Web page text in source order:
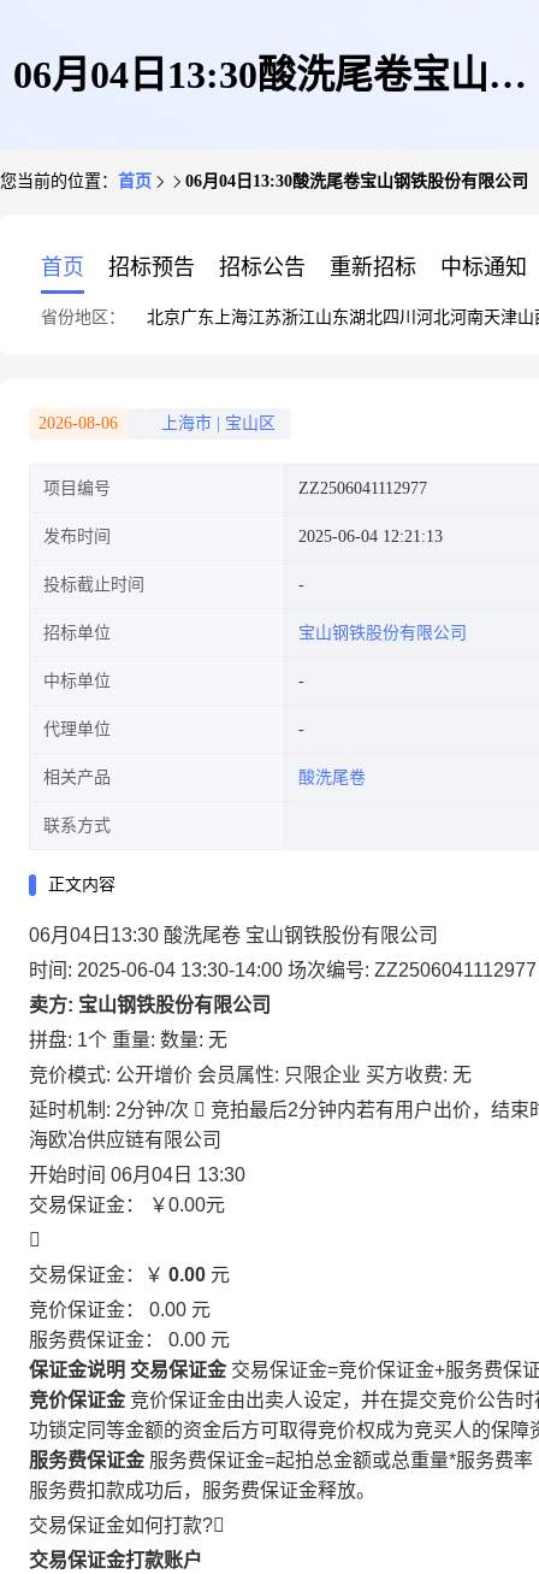
06月04日13:30酸洗尾卷宝山钢
您当前的位置： 首页 06月04日13:30酸洗尾卷宝山钢铁股份有限公司
首页 招标预告 招标公告 重新招标 中标通知
省份地区： 北京广东 上海江苏浙江山东湖北四川 河北河南天津山
2026-08-06 上海市 宝山区
项目编号 ZZ2506041112977
发布时间 2025-06-04 12:21:13
投标截止时间
招标单位 宝山钢铁股份有限公司
中标单位
代理单位
相关产品 酸洗尾卷
联系方式
正文内容
06月04日13:30 酸洗尾卷 宝山钢铁股份有限公司
时间: 2025-06-04 13:30-14:00 场次编号: ZZ2506041112977
卖方: 宝山钢铁股份有限公司
拼盘: 1个 重量: 数量: 无
竞价模式: 公开增价 会员属性: 只限企业 买方收费: 无
延时机制: 2分钟/次  竞拍最后2分钟内若有用户出价，结
海欧冶供应链有限公司
开始时间 06月04日 13:30
交易保证金：
￥0.00元

交易保证金：￥ 0.00 元
竞价保证金： 0.00 元
服务费保证金： 0.00 元
保证金说明 交易保证金 交易保证金=竞价保证金+服务费保
竞价保证金 竞价保证金由出卖人设定，并在提交竞价公告
功锁定同等金额的资金后方可取得竞价权成为竞买人的保障
服务费保证金 服务费保证金=起拍总金额或总重量*服务费率
服务费扣款成功后，服务费保证金释放。
交易保证金如何打款?
交易保证金打款账户